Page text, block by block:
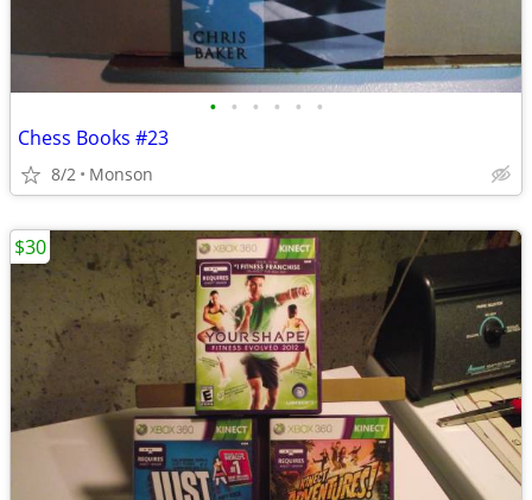
• • • • • •
Chess Books #23
8/2 Monson
$30